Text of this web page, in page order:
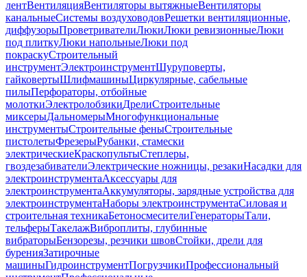
лентВентиляцияВентиляторы вытяжныеВентиляторы
канальныеСистемы воздуховодовРешетки вентиляционные,
диффузорыПроветривателиЛюкиЛюки ревизионныеЛюки
под плиткуЛюки напольныеЛюки под
покраскуСтроительный
инструментЭлектроинструментШуруповерты,
гайковертыШлифмашиныЦиркулярные, сабельные
пилыПерфораторы, отбойные
молоткиЭлектролобзикиДрелиСтроительные
миксерыДальномерыМногофункциональные
инструментыСтроительные феныСтроительные
пистолетыФрезерыРубанки, стамески
электрическиеКраскопультыСтеплеры,
гвоздезабивателиЭлектрические ножницы, резакиНасадки для
электроинструментаАксессуары для
электроинструментаАккумуляторы, зарядные устройства для
электроинструментаНаборы электроинструментаСиловая и
строительная техникаБетоносмесителиГенераторыТали,
тельферыТакелажВиброплиты, глубинные
вибраторыБензорезы, резчики швовСтойки, дрели для
буренияЗатирочные
машиныГидроинструментПогрузчикиПрофессиональный